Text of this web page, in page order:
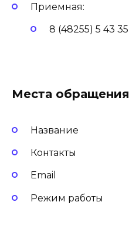
Приемная:
8 (48255) 5 43 35
Места обращения
Название
Контакты
Email
Режим работы